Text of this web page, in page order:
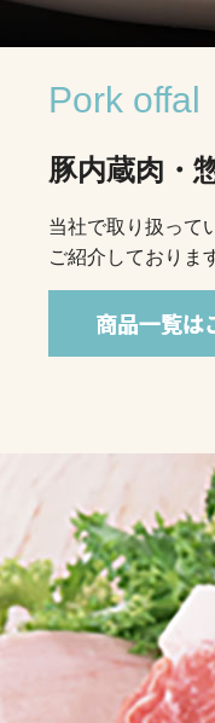
Pork offal
豚内蔵肉・
当社で取り扱って
ご紹介しておりま